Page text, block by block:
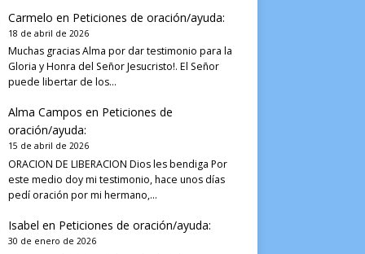
Carmelo en Peticiones de oración/ayuda:
18 de abril de 2026
Muchas gracias Alma por dar testimonio para la
Gloria y Honra del Señor Jesucristo!. El Señor
puede libertar de los…
Alma Campos en Peticiones de
oración/ayuda:
15 de abril de 2026
ORACION DE LIBERACION Dios les bendiga Por
este medio doy mi testimonio, hace unos días
pedí oración por mi hermano,…
Isabel en Peticiones de oración/ayuda:
30 de enero de 2026